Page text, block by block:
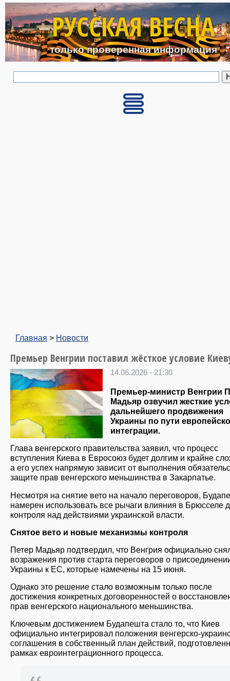
Перейти к основному
РУССКАЯ ВЕСНА
только проверенная информация
Главная > Новости
Премьер Венгрии поставил жёсткое условие
14.06.2026 - 21:30
Премьер-министр Венгрии
Мадьяр озвучил жесткие
дальнейшего продвижения
Украины по пути
интеграции.
Глава венгерского правительства заявил, что процесс
вступления Киева в Евросоюз будет долгим и крайне
а его успех напрямую зависит от выполнения
защите прав венгерского меньшинства в Закарпатье.
Несмотря на снятие вето на начало переговоров,
намерен использовать все рычаги влияния в Брюсселе
контроля над действиями украинской власти.
Снятое вето и новые механизмы контроля
Петер Мадьяр подтвердил, что Венгрия официально
возражения против старта переговоров о
Украины к ЕС, которые намечены на 15 июня.
Однако это решение стало возможным только после
достижения конкретных договоренностей о
прав венгерского национального меньшинства.
Ключевым достижением Будапешта стало то, что Киев
официально интегрировал положения венгерско-
соглашения в собственный план действий,
рамках евроинтеграционного процесса.